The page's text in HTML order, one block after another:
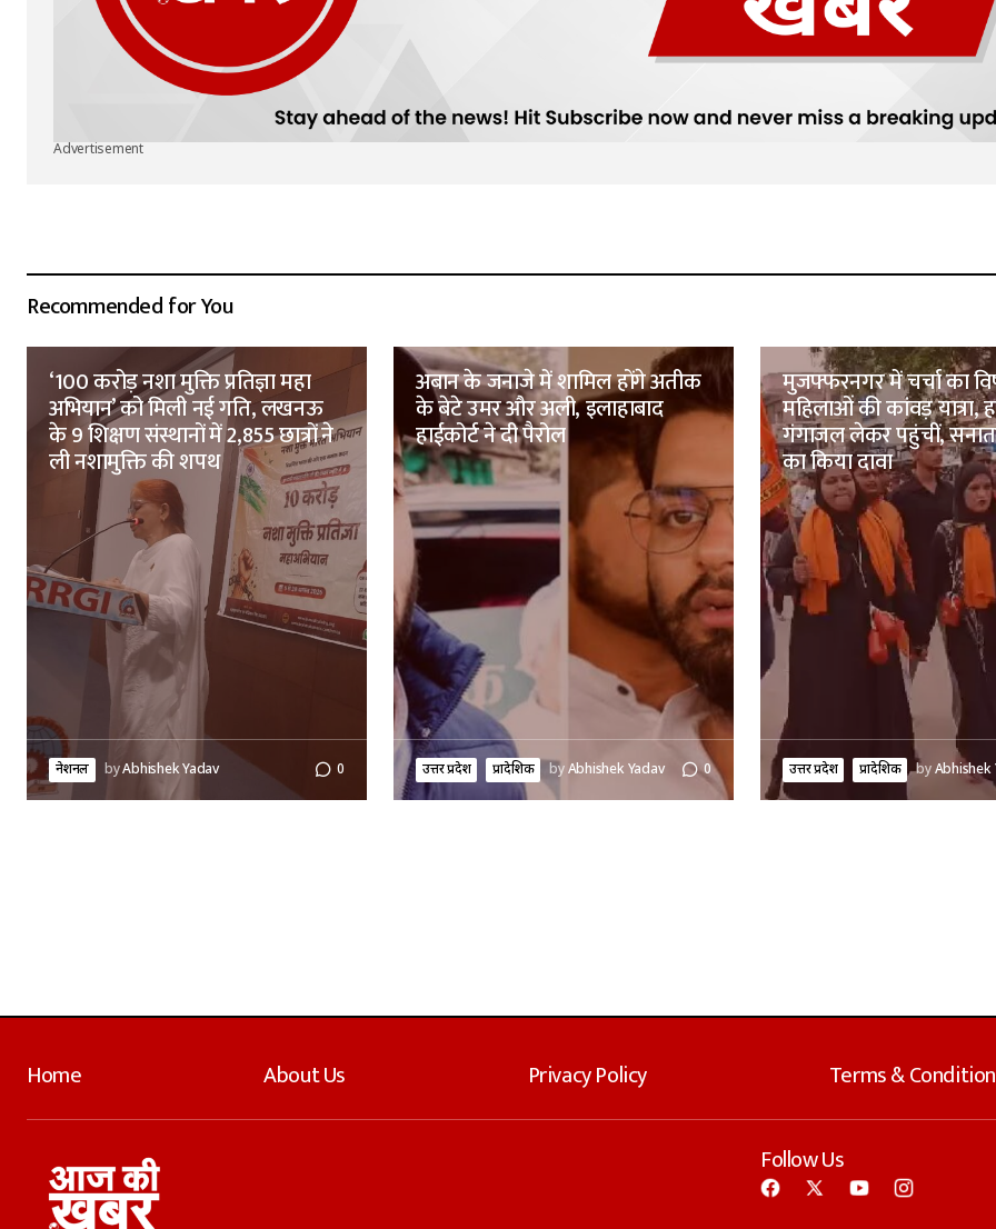
Advertisement
Recommended for You
‘100 करोड़ नशा मुक्ति प्रतिज्ञा महा
अभियान’ को मिली नई गति, लखनऊ
के 9 शिक्षण संस्थानों में 2,855 छात्रों ने
ली नशामुक्ति की शपथ
नेशनल byAbhishek Yadav 0
अबान के जनाजे में शामिल होंगे अतीक
के बेटे उमर और अली, इलाहाबाद
हाईकोर्ट ने दी पैरोल
उत्तर प्रदेश प्रादेशिक byAbhishek Yadav 0
मुजफ्फरनगर में चर्चा का
महिलाओं की कांवड़ यात्रा,
गंगाजल लेकर पहुंचीं,
का किया दावा
उत्तर प्रदेश प्रादेशिक byAbhishek
Home About Us Privacy Policy Terms &
Follow Us